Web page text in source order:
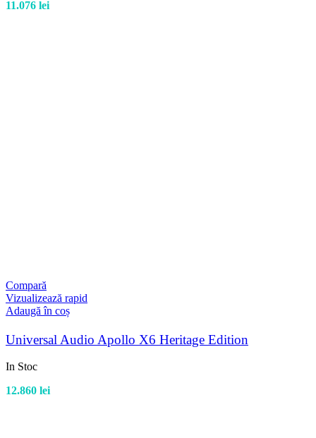
11.076 lei
Compară
Vizualizează rapid
Adaugă în coș
Universal Audio Apollo X6 Heritage Edition
In Stoc
12.860 lei